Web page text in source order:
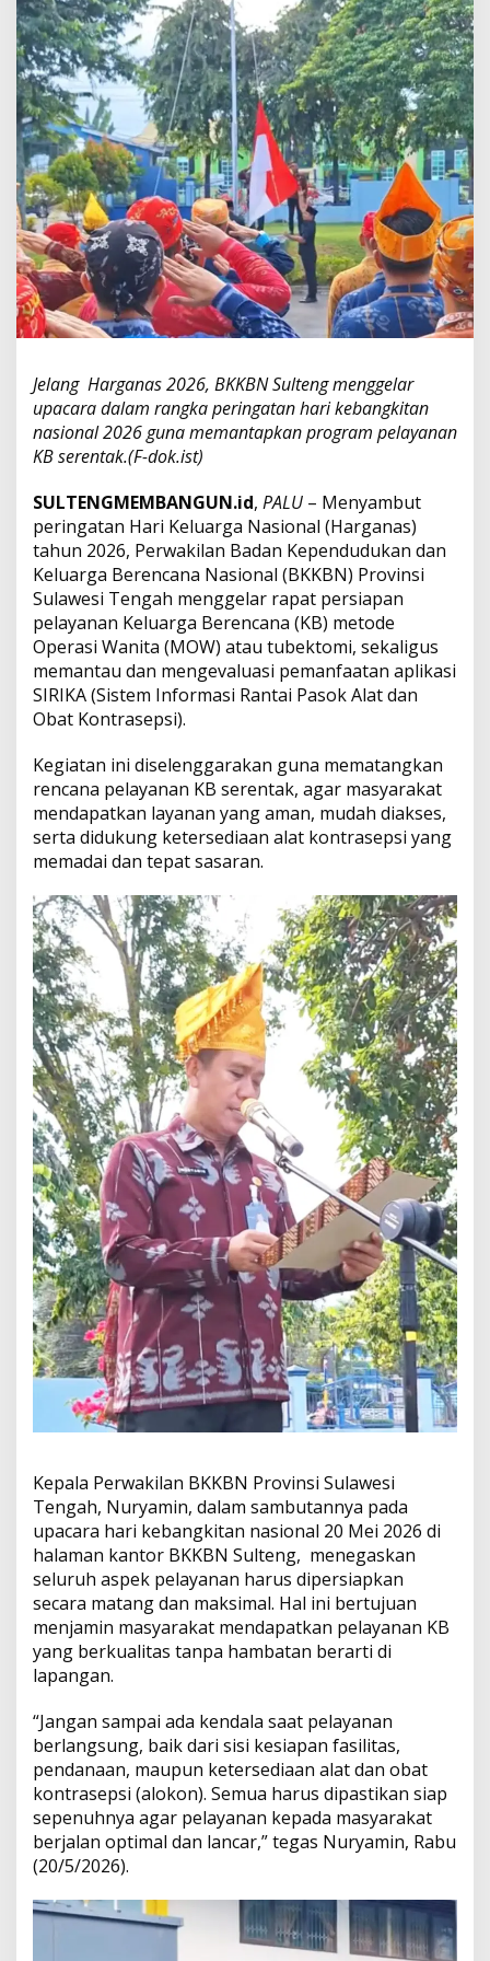
2
6
,
B
K
K
B
N
S
u
l
t
e
n
g
M
a
i
m
a
l
k
n
P
e
l
a
y
a
n
a
K
B
e
r
n
t
a
Jelang Harganas 2026, BKKBN Sulteng menggelar
upacara dalam rangka peringatan hari kebangkitan
nasional 2026 guna memantapkan program pelayanan
KB serentak.(F-dok.ist)
SULTENGMEMBANGUN.id, PALU – Menyambut
peringatan Hari Keluarga Nasional (Harganas)
tahun 2026, Perwakilan Badan Kependudukan dan
Keluarga Berencana Nasional (BKKBN) Provinsi
Sulawesi Tengah menggelar rapat persiapan
pelayanan Keluarga Berencana (KB) metode
Operasi Wanita (MOW) atau tubektomi, sekaligus
memantau dan mengevaluasi pemanfaatan aplikasi
SIRIKA (Sistem Informasi Rantai Pasok Alat dan
Obat Kontrasepsi).
Kegiatan ini diselenggarakan guna mematangkan
rencana pelayanan KB serentak, agar masyarakat
mendapatkan layanan yang aman, mudah diakses,
serta didukung ketersediaan alat kontrasepsi yang
memadai dan tepat sasaran.
Kepala Perwakilan BKKBN Provinsi Sulawesi
Tengah, Nuryamin, dalam sambutannya pada
upacara hari kebangkitan nasional 20 Mei 2026 di
halaman kantor BKKBN Sulteng, menegaskan
seluruh aspek pelayanan harus dipersiapkan
secara matang dan maksimal. Hal ini bertujuan
menjamin masyarakat mendapatkan pelayanan KB
yang berkualitas tanpa hambatan berarti di
lapangan.
“Jangan sampai ada kendala saat pelayanan
berlangsung, baik dari sisi kesiapan fasilitas,
pendanaan, maupun ketersediaan alat dan obat
kontrasepsi (alokon). Semua harus dipastikan siap
sepenuhnya agar pelayanan kepada masyarakat
berjalan optimal dan lancar,” tegas Nuryamin, Rabu
(20/5/2026).